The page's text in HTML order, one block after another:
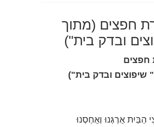
חפצים (מתוך
ובדק בית")
חפצים
שיפוצים ובדק בית")
הַבַּיִת אֻרְגְּנוּ וְאֻחְסְנוּ